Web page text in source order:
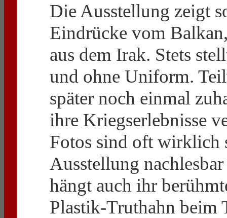
Die Ausstellung zeigt
Eindrücke vom
aus dem Irak. Stets
und ohne Uniform.
später noch einmal
ihre Kriegserlebnisse
Fotos sind oft wirklich
Ausstellung
hängt auch ihr
Plastik-Truthahn beim